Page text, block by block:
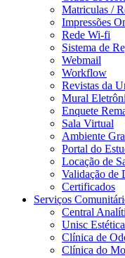
Matriculas /
Impressões
Rede Wi-fi
Sistema de
Webmail
Workflow
Revistas da
Mural
Enquete
Sala Virtual
Ambiente
Portal do
Locação de
Validação de
Certificados
Serviços
Central
Unisc
Clínica de
Clínica do